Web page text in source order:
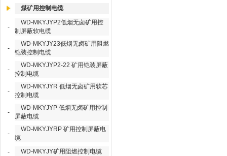
煤矿用控制电缆
-
WD-MKYJYP2低烟无卤矿用控
制屏蔽软电缆
-
WD-MKYJY23低烟无卤矿用阻燃
铠装控制电缆
-
WD-MKYJYP2-22 矿用铠装屏蔽
控制电缆
-
WD-MKYJYR 低烟无卤矿用软芯
控制电缆
-
WD-MKYJYP 低烟无卤矿用控制
屏蔽电缆
-
WD-MKYJYRP 矿用控制屏蔽电
缆
-
WD-MKYJY矿用阻燃控制电缆